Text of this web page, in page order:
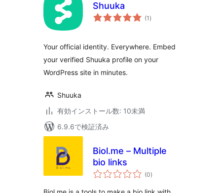
Shuuka
(1 個
の)
Your official identity. Everywhere. Embed
your verified Shuuka profile on your
WordPress site in minutes.
Shuuka
有効インストール数: 10未満
6.9.6で検証済み
Biol.me – Multiple
bio links
(0個
の
価
)